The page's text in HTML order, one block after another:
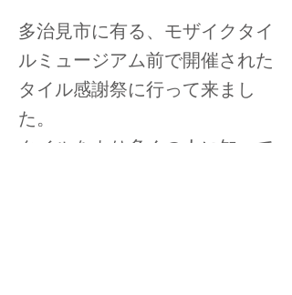
多治見市に有る、モザイクタイ
ルミュージアム前で開催された
タイル感謝祭に行って来まし
た。
タイルをより多くの人に知って